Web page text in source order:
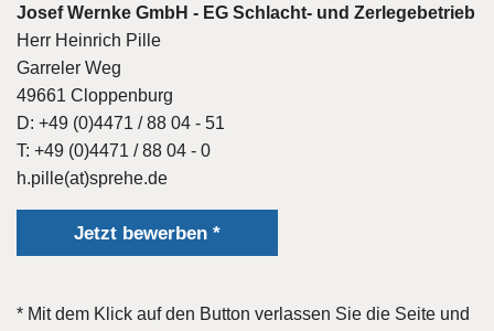
Josef Wernke GmbH - EG Schlacht- und Zerlegebetrieb
Herr Heinrich Pille
Garreler Weg
49661 Cloppenburg
D: +49 (0)4471 / 88 04 - 51
T: +49 (0)4471 / 88 04 - 0
h.pille(at)sprehe.de
Jetzt bewerben *
* Mit dem Klick auf den Button verlassen Sie die Seite und